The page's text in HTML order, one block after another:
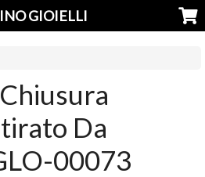
GIOIELLI
Da
00073